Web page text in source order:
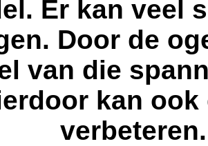
Er kan veel
Door de
van die
kan